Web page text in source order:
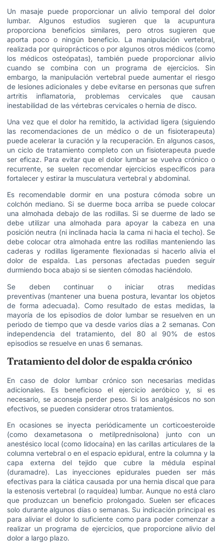
Un masaje puede proporcionar un alivio temporal del dolor
lumbar. Algunos estudios sugieren que la acupuntura
proporciona beneficios similares, pero otros sugieren que
aporta poco o ningún beneficio. La manipulación vertebral,
realizada por quiroprácticos o por algunos otros médicos (como
los médicos osteópatas), también puede proporcionar alivio
cuando se combina con un programa de ejercicios. Sin
embargo, la manipulación vertebral puede aumentar el riesgo
de lesiones adicionales y debe evitarse en personas que sufren
artritis inflamatoria, problemas cervicales que causan
inestabilidad de las vértebras cervicales o hernia de disco.
Una vez que el dolor ha remitido, la actividad ligera (siguiendo
las recomendaciones de un médico o de un fisioterapeuta)
puede acelerar la curación y la recuperación. En algunos casos,
un ciclo de tratamiento completo con un fisioterapeuta puede
ser eficaz. Para evitar que el dolor lumbar se vuelva crónico o
recurrente, se suelen recomendar ejercicios específicos para
fortalecer y estirar la musculatura vertebral y abdominal.
Es recomendable dormir en una postura cómoda sobre un
colchón mediano. Si se duerme boca arriba se puede colocar
una almohada debajo de las rodillas. Si se duerme de lado se
debe utilizar una almohada para apoyar la cabeza en una
posición neutra (ni inclinada hacia la cama ni hacia el techo). Se
debe colocar otra almohada entre las rodillas manteniendo las
caderas y rodillas ligeramente flexionadas si hacerlo alivia el
dolor de espalda. Las personas afectadas pueden seguir
durmiendo boca abajo si se sienten cómodas haciéndolo.
Se deben continuar o iniciar otras medidas
preventivas (mantener una buena postura, levantar los objetos
de forma adecuada). Como resultado de estas medidas, la
mayoría de los episodios de dolor lumbar se resuelven en un
periodo de tiempo que va desde varios días a 2 semanas. Con
independencia del tratamiento, del 80 al 90% de estos
episodios se resuelve en unas 6 semanas.
Tratamiento del dolor de espalda crónico
En caso de dolor lumbar crónico son necesarias medidas
adicionales. Es beneficioso el ejercicio aeróbico y, si es
necesario, se aconseja perder peso. Si los analgésicos no son
efectivos, se pueden considerar otros tratamientos.
En ocasiones se inyecta periódicamente un corticoesteroide
(como dexametasona o metilprednisolona) junto con un
anestésico local (como lidocaína) en las carillas articulares de la
columna vertebral o en el espacio epidural, entre la columna y la
capa externa del tejido que cubre la médula espinal
(duramadre). Las inyecciones epidurales pueden ser más
efectivas para la ciática causada por una hernia discal que para
la estenosis vertebral (o raquídea) lumbar. Aunque no está claro
que produzcan un beneficio prolongado. Suelen ser eficaces
solo durante algunos días o semanas. Su indicación principal es
para aliviar el dolor lo suficiente como para poder comenzar a
realizar un programa de ejercicios, que proporcione alivio del
dolor a largo plazo.